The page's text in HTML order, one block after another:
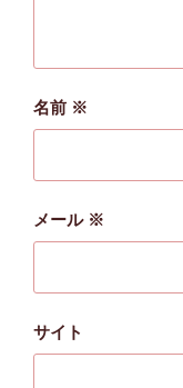
名前 ※
メール ※
サイト